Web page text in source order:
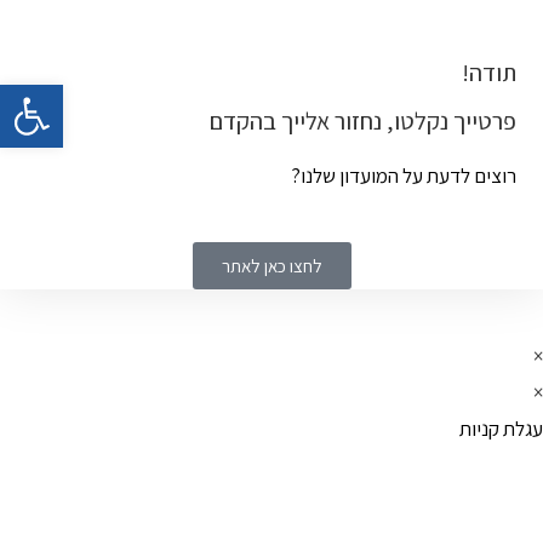
תודה!
פרטייך נקלטו, נחזור אלייך בהקדם
רוצים לדעת על המועדון שלנו?
לחצו כאן לאתר
×
×
עגלת קניות